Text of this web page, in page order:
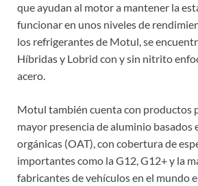
que ayudan al motor a mantener la
funcionar en unos niveles de
los refrigerantes de Motul, se
Híbridas y Lobrid con y sin nitrito
acero.
Motul también cuenta con productos
mayor presencia de aluminio basados
orgánicas (OAT), con cobertura de
importantes como la G12, G12+ y la
fabricantes de vehículos en el mundo